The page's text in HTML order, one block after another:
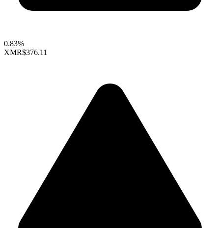
0.83%
XMR$376.11